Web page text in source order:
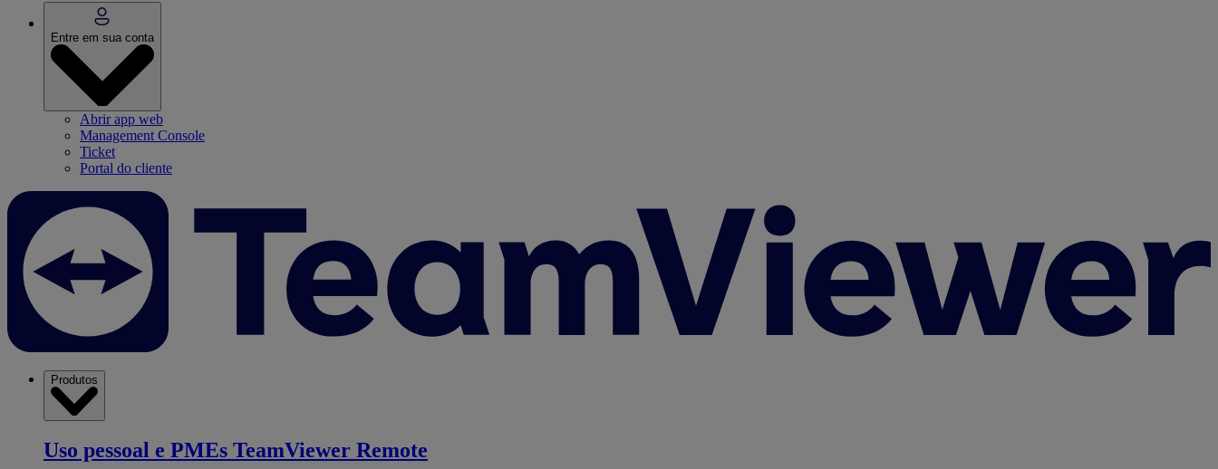
Entre em sua conta
Abrir app web
Management Console
Ticket
Portal do cliente
Produtos
Uso pessoal e PMEs TeamViewer Remote